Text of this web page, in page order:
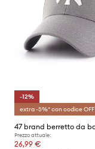
-12%
extra -5%* con codice OFF
Prezzo attuale:
26,99 €